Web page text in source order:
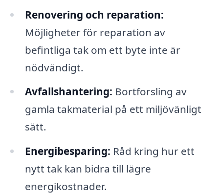
Renovering och reparation:
Möjligheter för reparation av
befintliga tak om ett byte inte är
nödvändigt.
Avfallshantering: Bortforsling av
gamla takmaterial på ett miljövänligt
sätt.
Energibesparing: Råd kring hur ett
nytt tak kan bidra till lägre
energikostnader.